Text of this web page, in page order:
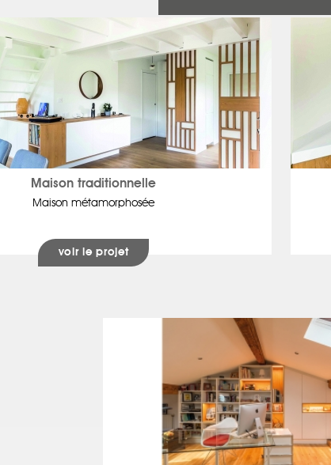
Maison traditionnelle
Maison métamorphosée
voir le projet